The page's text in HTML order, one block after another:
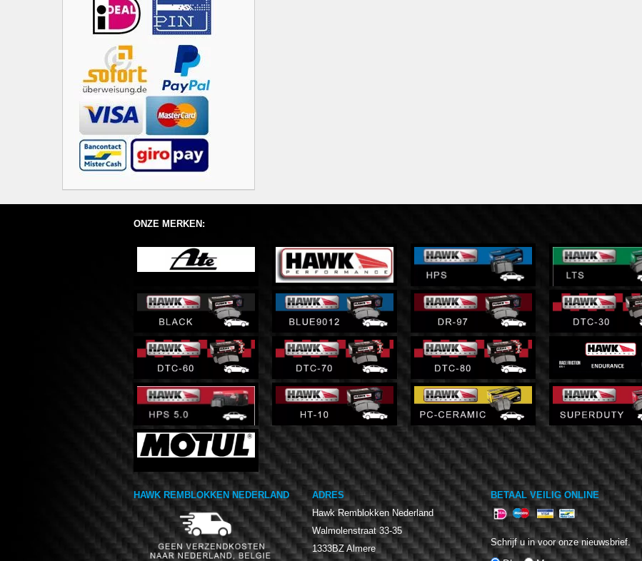
ONZE MERKEN:
HAWK REMBLOKKEN NEDERLAND
ADRES
Hawk Remblokken Nederland
Walmolenstraat 33-35
1333BZ Almere
BETAAL VEILIG ONLINE
Schrijf u in voor onze nieuwsbrief.